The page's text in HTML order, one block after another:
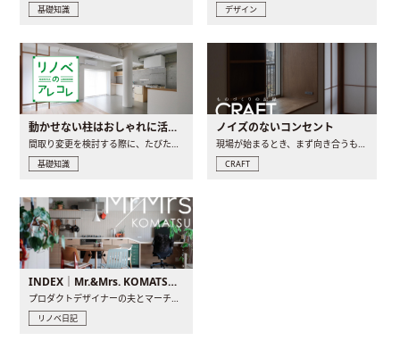
基礎知識 デザイン
動かせない柱はおしゃれに活用！柱を魅せるリノベーション(リノベ)4選
間取り変更を検討する際に、たびたび皆さんの頭を悩ませる動か..
基礎知識
ノイズのないコンセント
現場が始まるとき、まず向き合うものの一つがコンセントです..
CRAFT
INDEX｜Mr.&Mrs. KOMATSU renovation diary
プロダクトデザイナーの夫とマーチャンダイザーの妻が、夫婦で..
リノベ日記